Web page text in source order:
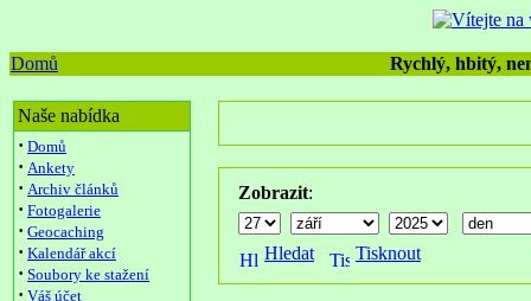
Domů Rychlý, hbitý,
Naše nabídka
· Domů
· Ankety
· Archiv článků
· Fotogalerie
· Geocaching
· Kalendář akcí
· Soubory ke stažení
· Váš účet
Zobrazit:
Hledat Tisknout